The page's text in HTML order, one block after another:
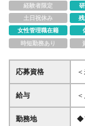
経験者限定
土日祝休み
女性管理職在籍
時短勤務あり
応募資格
社
給与
◆年俸
勤務地
◆